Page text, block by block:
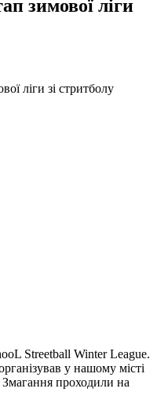
зимової ліги
ліги зі стритболу
Streetball Winter League.
у нашому місті
проходили на